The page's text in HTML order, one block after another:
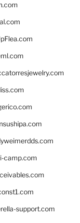
camp.com
support.com